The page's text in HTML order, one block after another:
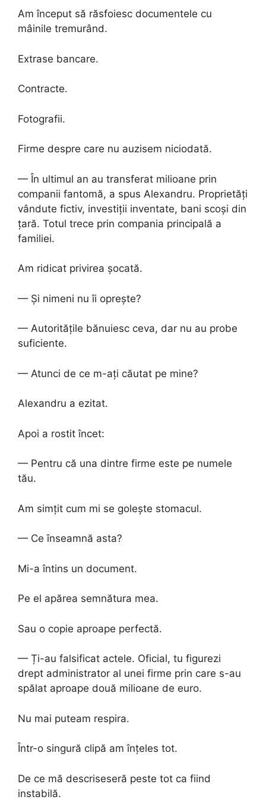
Am început să răsfoiesc documentele cu
mâinile tremurând.
Extrase bancare.
Contracte.
Fotografii.
Firme despre care nu auzisem niciodată.
— În ultimul an au transferat milioane prin
companii fantomă, a spus Alexandru. Proprietăți
vândute fictiv, investiții inventate, bani scoși din
țară. Totul trece prin compania principală a
familiei.
Am ridicat privirea șocată.
— Și nimeni nu îi oprește?
— Autoritățile bănuiesc ceva, dar nu au probe
suficiente.
— Atunci de ce m-ați căutat pe mine?
Alexandru a ezitat.
Apoi a rostit încet:
— Pentru că una dintre firme este pe numele
tău.
Am simțit cum mi se golește stomacul.
— Ce înseamnă asta?
Mi-a întins un document.
Pe el apărea semnătura mea.
Sau o copie aproape perfectă.
— Ți-au falsificat actele. Oficial, tu figurezi
drept administrator al unei firme prin care s-au
spălat aproape două milioane de euro.
Nu mai puteam respira.
Într-o singură clipă am înțeles tot.
De ce mă descriseseră peste tot ca fiind
instabilă.